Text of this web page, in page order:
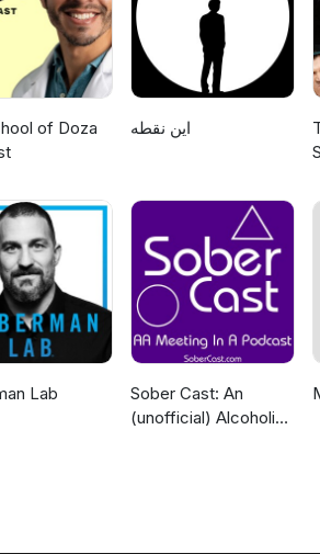
of Doza
این نقطه
Lab
Sober Cast: An
(unofficial) Alcoholics